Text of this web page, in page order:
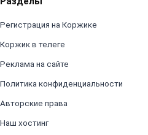
Регистрация на Коржике
Коржик в телеге
Реклама на сайте
Политика конфиденциальности
Авторские права
Наш хостинг